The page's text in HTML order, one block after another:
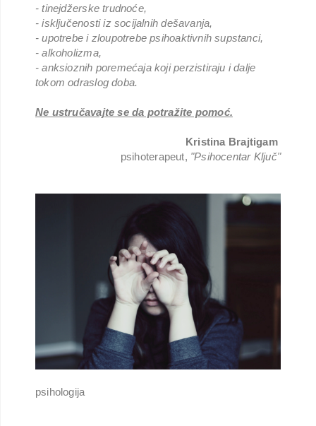
- tinejdžerske trudnoće,
- isključenosti iz socijalnih dešavanja,
- upotrebe i zloupotrebe psihoaktivnih supstanci,
- alkoholizma,
- anksioznih poremećaja koji perzistiraju i dalje
tokom odraslog doba.
Ne ustručavajte se da potražite pomoć.
Kristina Brajtigam
psihoterapeut, "Psihocentar Ključ"
psihologija